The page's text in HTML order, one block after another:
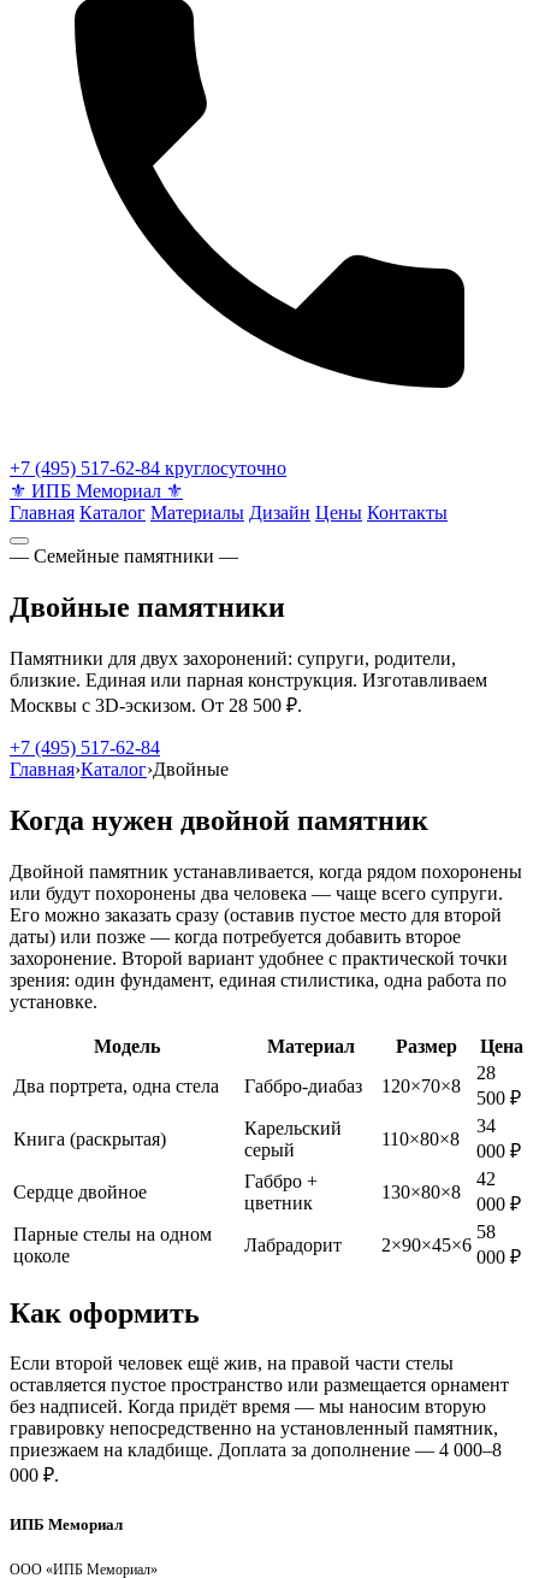
+7 (495) 517-62-84 круглосуточно
⚜ ИПБ Мемориал ⚜
Главная Каталог Материалы Дизайн Цены Контакты
— Семейные памятники —
Двойные памятники
Памятники для двух захоронений: супруги, родители,
близкие. Единая или парная конструкция. Изготавливаем
Москвы с 3D-эскизом. От 28 500 ₽.
+7 (495) 517-62-84
Главная›Каталог›Двойные
Когда нужен двойной памятник
Двойной памятник устанавливается, когда рядом похоронены
или будут похоронены два человека — чаще всего супруги.
Его можно заказать сразу (оставив пустое место для второй
даты) или позже — когда потребуется добавить второе
захоронение. Второй вариант удобнее с практической точки
зрения: один фундамент, единая стилистика, одна работа по
установке.
Модель Материал Размер
Цена
Два портрета, одна стела
Габбро-диабаз 120×70×8
28
500 ₽
Книга (раскрытая)
Карельский
серый
110×80×8
34
000 ₽
Сердце двойное
Габбро +
цветник
130×80×8
42
000 ₽
Парные стелы на одном
цоколе
Лабрадорит 2×90×45×6
58
000 ₽
Как оформить
Если второй человек ещё жив, на правой части стелы
оставляется пустое пространство или размещается орнамент
без надписей. Когда придёт время — мы наносим вторую
гравировку непосредственно на установленный памятник,
приезжаем на кладбище. Доплата за дополнение — 4 000–8
000 ₽.
ИПБ Мемориал
ООО «ИПБ Мемориал»